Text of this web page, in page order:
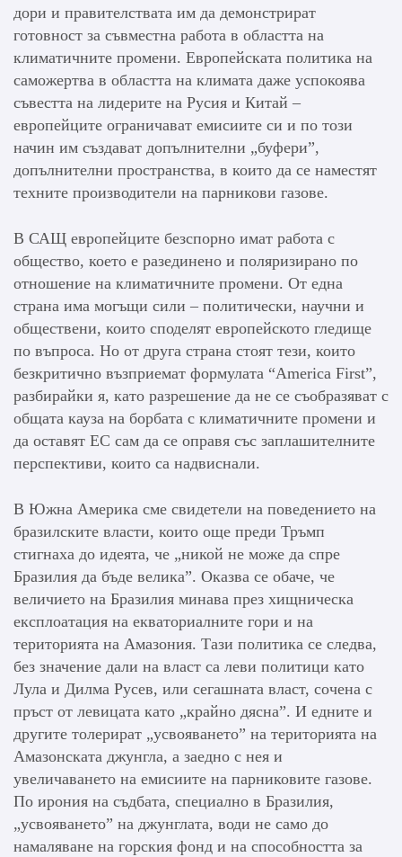
дори и правителствата им да демонстрират
готовност за съвместна работа в областта на
климатичните промени. Европейската политика на
саможертва в областта на климата даже успокоява
съвестта на лидерите на Русия и Китай –
европейците ограничават емисиите си и по този
начин им създават допълнителни „буфери”,
допълнителни пространства, в които да се наместят
техните производители на парникови газове.
В САЩ европейците безспорно имат работа с
общество, което е разединено и поляризирано по
отношение на климатичните промени. От една
страна има могъщи сили – политически, научни и
обществени, които споделят европейското гледище
по въпроса. Но от друга страна стоят тези, които
безкритично възприемат формулата “America First”,
разбирайки я, като разрешение да не се съобразяват с
общата кауза на борбата с климатичните промени и
да оставят ЕС сам да се оправя със заплашителните
перспективи, които са надвиснали.
В Южна Америка сме свидетели на поведението на
бразилските власти, които още преди Тръмп
стигнаха до идеята, че „никой не може да спре
Бразилия да бъде велика”. Оказва се обаче, че
величието на Бразилия минава през хищническа
експлоатация на екваториалните гори и на
територията на Амазония. Тази политика се следва,
без значение дали на власт са леви политици като
Лула и Дилма Русев, или сегашната власт, сочена с
пръст от левицата като „крайно дясна”. И едните и
другите толерират „усвояването” на територията на
Амазонската джунгла, а заедно с нея и
увеличаването на емисиите на парниковите газове.
По ирония на съдбата, специално в Бразилия,
„усвояването” на джунглата, води не само до
намаляване на горския фонд и на способността за